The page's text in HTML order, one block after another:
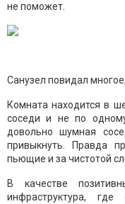
не поможет.
Санузел повидал
Комната находится в
соседи и не по одному
довольно шумная
привыкнуть. Правда
пьющие и за чистотой
В качестве
инфраструктура,